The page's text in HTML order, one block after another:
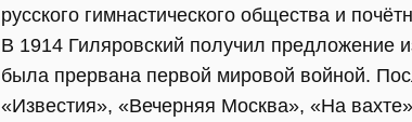
русского гимнастического общества и
В 1914 Гиляровский получил предложение
была прервана первой мировой войной.
«Известия», «Вечерняя Москва», «На